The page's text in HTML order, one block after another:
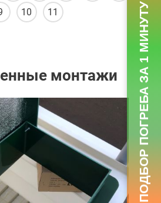
10 11
монтажи ПОДБОР ПОГРЕБА ЗА 1 МИНУТУ